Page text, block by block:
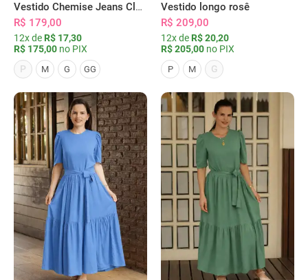
Vestido Chemise Jeans Clássica Serena
R$ 179,00
12x de R$ 17,30
R$ 175,00 no PIX
P
M G GG
Vestido longo rosê
R$ 209,00
12x de R$ 20,20
R$ 205,00 no PIX
P M G